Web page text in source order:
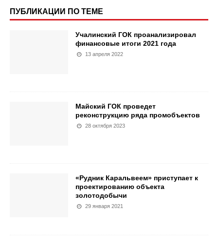
ПУБЛИКАЦИИ ПО ТЕМЕ
Учалинский ГОК проанализировал
финансовые итоги 2021 года
13 апреля 2022
Майский ГОК проведет
реконструкцию ряда промобъектов
28 октября 2023
«Рудник Каральвеем» приступает к
проектированию объекта
золотодобычи
29 января 2021